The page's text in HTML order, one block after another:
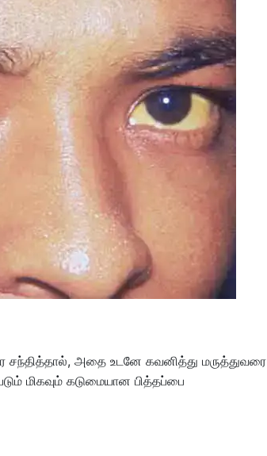
சந்தித்தால், அதை உடனே கவனித்து மருத்துவரை
மிகவும் கடுமையான பித்தப்பை